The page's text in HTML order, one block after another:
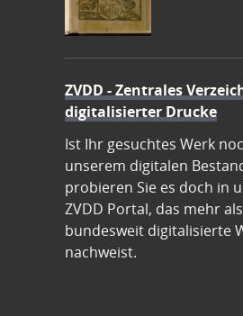
ZVDD - Zentrales
digitalisierter Drucke
Ist Ihr gesuchtes Werk
unserem digitalen
probieren Sie es doch in
ZVDD Portal, das mehr
bundesweit digitalisierte
nachweist.